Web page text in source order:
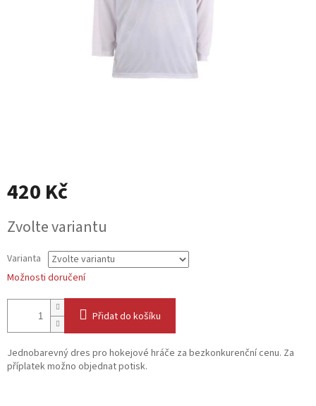
420 Kč
cena:
Zvolte variantu
Varianta
Možnosti doručení
Přidat do košíku
Jednobarevný dres pro hokejové hráče za bezkonkurenční cenu. Za
příplatek možno objednat potisk.